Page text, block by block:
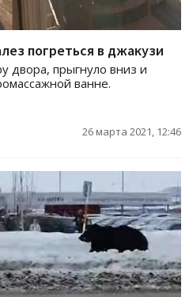
погреться в джакузи
двора, прыгнуло вниз и
ванне.
26 марта 2021, 12:46